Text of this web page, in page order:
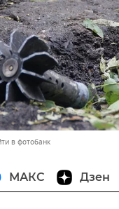
в фотобанк
МАКС Дзен